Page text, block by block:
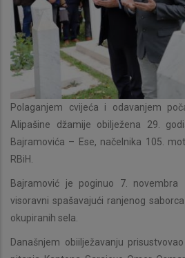
Polaganjem cvijeća i odavanjem
Alipašine džamije obilježena 29.
Bajramovića – Ese, načelnika 105.
RBiH.
Bajramović je poginuo 7. novembra
visoravni spašavajući ranjenog
okupiranih sela.
Današnjem obiilježavanju